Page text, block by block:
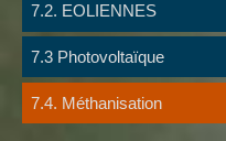
7.2. EOLIENNES
7.3 Photovoltaïque
7.4. Méthanisation